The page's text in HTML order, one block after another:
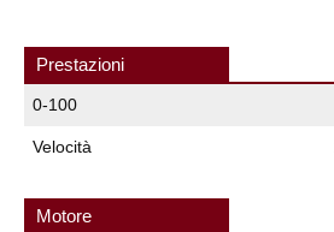
Prestazioni
0-100
Velocità
Motore